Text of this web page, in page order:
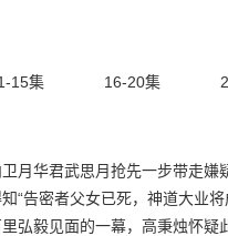
15集 16-20集
月华君武思月抢先一步带走
“告密者父女已死，神道大业
弘毅见面的一幕，高秉烛怀